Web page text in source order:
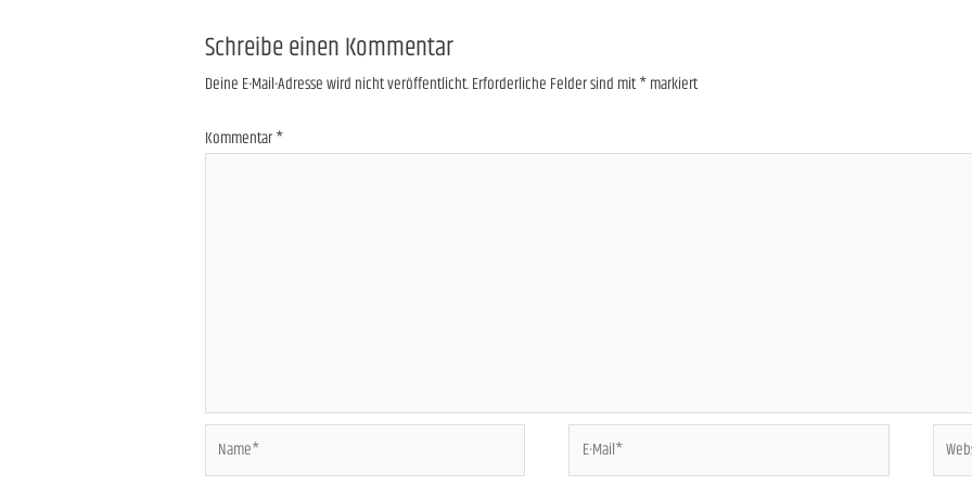
Schreibe einen Kommentar
Deine E-Mail-Adresse wird nicht veröffentlicht.Erforderliche Felder sind mit*markiert
Kommentar*
Name*